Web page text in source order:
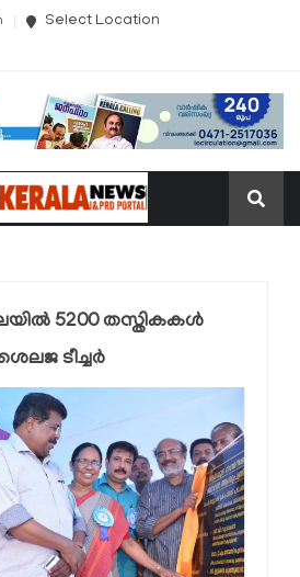
Select Location
5200 തസ്തികകള്‍
ടീച്ചര്‍